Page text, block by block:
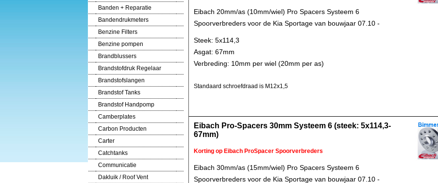
Banden + Reparatie
Bandendrukmeters
Benzine Filters
Benzine pompen
Brandblussers
Brandstofdruk Regelaar
Brandstofslangen
Brandstof Tanks
Brandstof Handpomp
Camberplates
Carbon Producten
Carter
Catchtanks
Communicatie
Dakluik / Roof Vent
Eibach 20mm/as (10mm/wiel) Pro Spacers Systeem 6
Spoorverbreders voor de Kia Sportage van bouwjaar 07.10 -
Steek: 5x114,3
Asgat: 67mm
Verbreding: 10mm per wiel (20mm per as)
Standaard schroefdraad is M12x1,5
Eibach Pro-Spacers 30mm Systeem 6 (steek: 5x114,3-
67mm)
Korting op Eibach ProSpacer Spoorverbreders
Eibach 30mm/as (15mm/wiel) Pro Spacers Systeem 6
Spoorverbreders voor de Kia Sportage van bouwjaar 07.10 -